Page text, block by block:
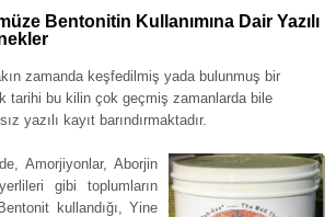
Bentonitin Kullanımına Dair Yazılı
zamanda keşfedilmiş yada bulunmuş bir
tarihi bu kilin çok geçmiş zamanlarda bile
yazılı kayıt barındırmaktadır.
Amorjiyonlar, Aborjin
gibi toplumların
kullandığı, Yine